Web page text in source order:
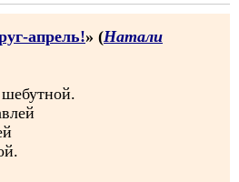
апрель!» (Натали